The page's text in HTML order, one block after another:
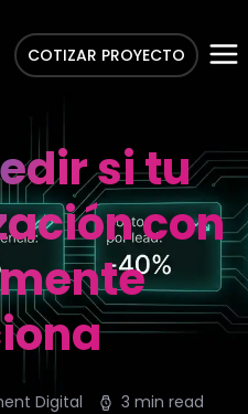
COTIZAR PROYECTO
si tu
con
Digital 3 min read